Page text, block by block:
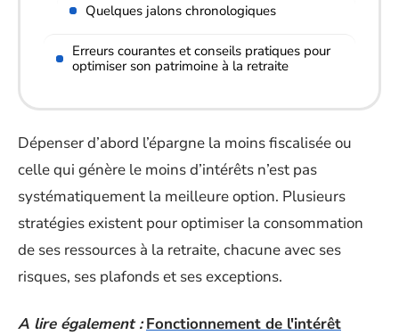
Quelques jalons chronologiques
Erreurs courantes et conseils pratiques pour
optimiser son patrimoine à la retraite
Dépenser d’abord l’épargne la moins fiscalisée ou
celle qui génère le moins d’intérêts n’est pas
systématiquement la meilleure option. Plusieurs
stratégies existent pour optimiser la consommation
de ses ressources à la retraite, chacune avec ses
risques, ses plafonds et ses exceptions.
A lire également : Fonctionnement de l'intérêt